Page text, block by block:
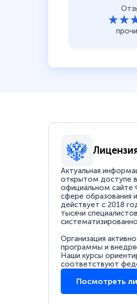
Актуальная
открытом доступе
официальном сайте
сфере образования
действует с 2018
тысячи
Организация
программы и
Наши курсы
соответствуют
Посмотреть